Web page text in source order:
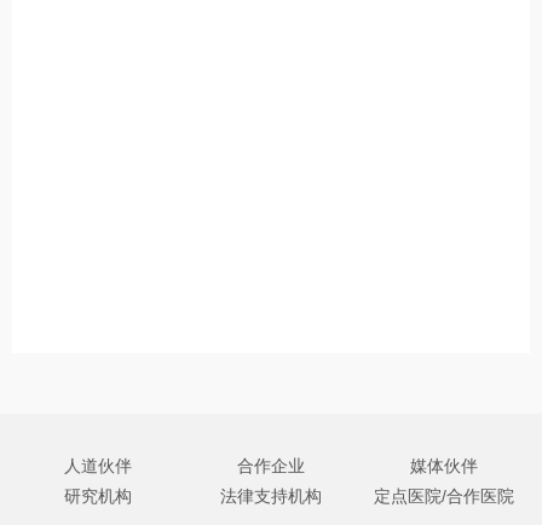
人道伙伴 合作企业
媒体伙伴
研究机构
法律支持机构 定点医院/合作医院